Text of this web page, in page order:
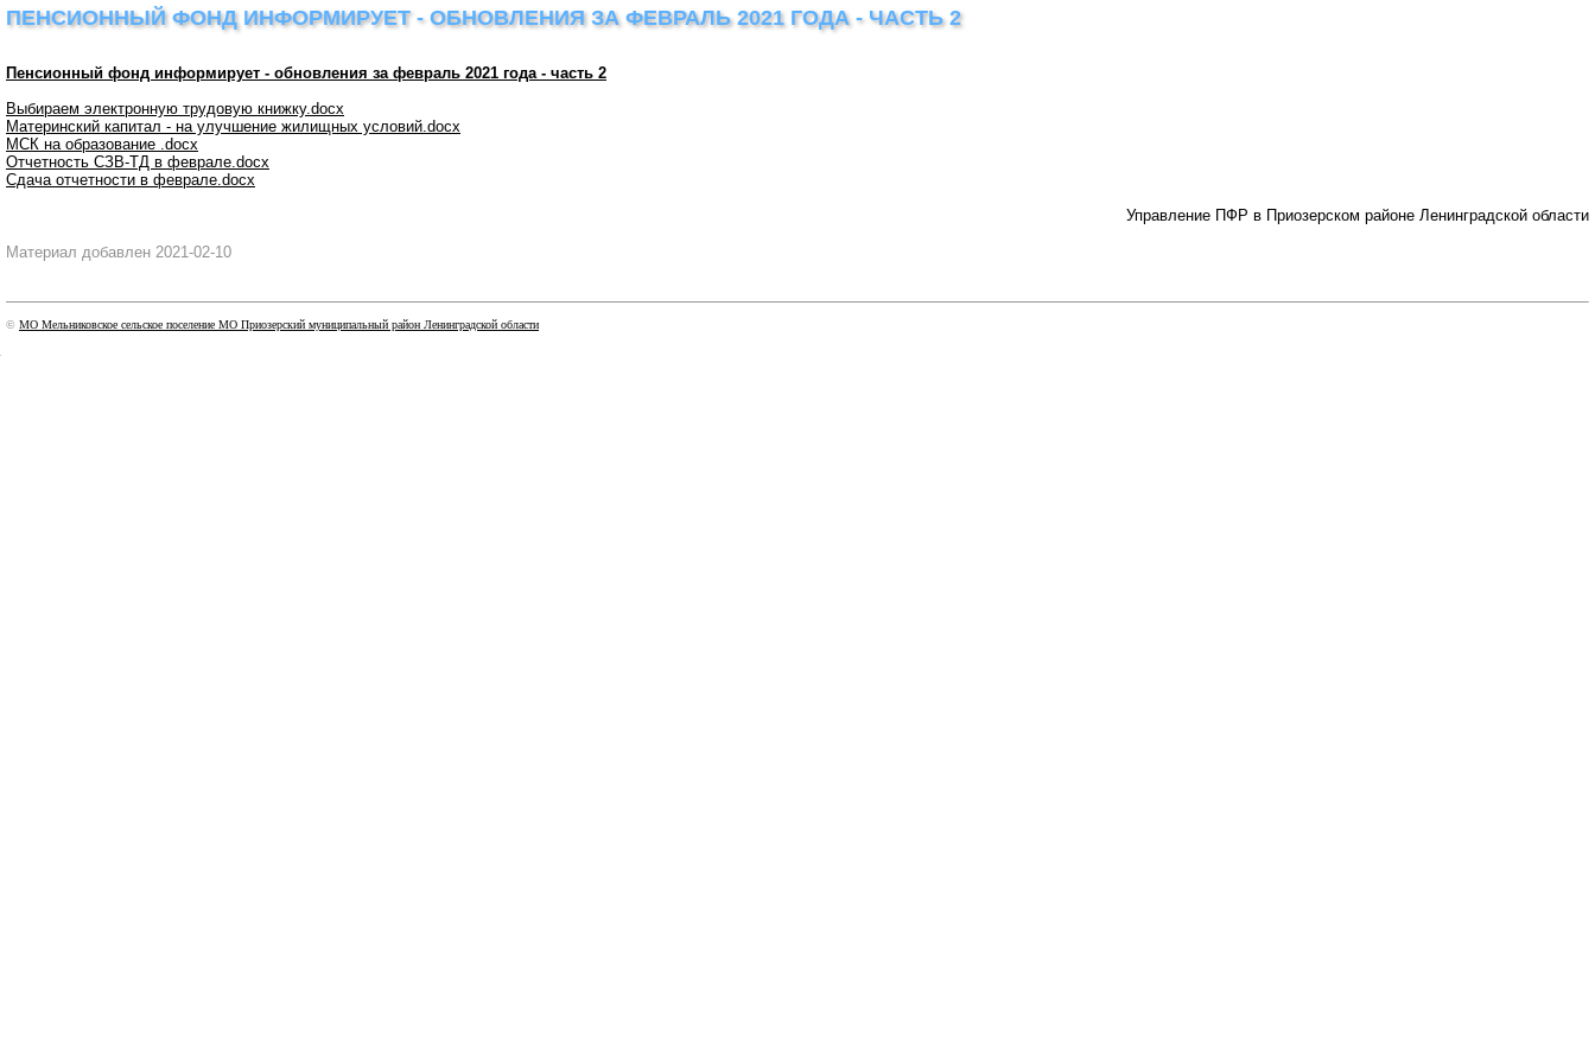
ПЕНСИОННЫЙ ФОНД ИНФОРМИРУЕТ - ОБНОВЛЕНИЯ ЗА ФЕВРАЛЬ 2021 ГОДА - ЧАСТЬ 2
Пенсионный фонд информирует - обновления за февраль 2021 года - часть 2
Выбираем электронную трудовую книжку.docx
Материнский капитал - на улучшение жилищных условий.docx
МСК на образование .docx
Отчетность СЗВ-ТД в феврале.docx
Сдача отчетности в феврале.docx
Управление ПФР в Приозерском районе Ленинградской области
Материал добавлен 2021-02-10
© МО Мельниковское сельское поселение МО Приозерский муниципальный район Ленинградской области